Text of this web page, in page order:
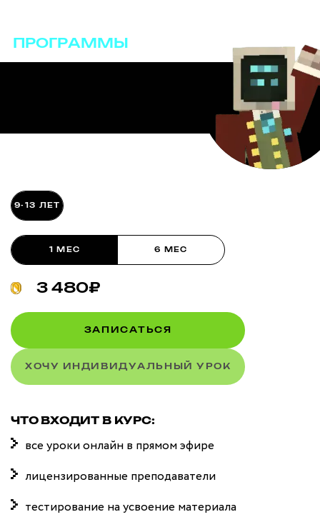
ПРОГРАММЫ
9-13 ЛЕТ
1 МЕС 6 МЕС
3 480₽
ЗАПИСАТЬСЯ
ХОЧУ ИНДИВИДУАЛЬНЫЙ УРОК
ЧТО ВХОДИТ В КУРС:
все уроки онлайн в прямом эфире
лицензированные преподаватели
тестирование на усвоение материала